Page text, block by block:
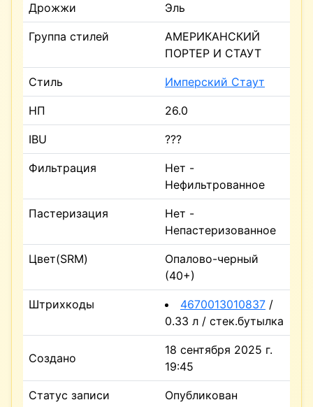
Дрожжи Эль
Группа стилей
АМЕРИКАНСКИЙ
ПОРТЕР И СТАУТ
Стиль Имперский Стаут
НП 26.0
IBU ???
Фильтрация
Нет -
Нефильтрованное
Пастеризация
Нет -
Непастеризованное
Цвет(SRM)
Опалово-черный
(40+)
Штрихкоды 4670013010837 /
0.33 л / стек.бутылка
Создано
18 сентября 2025 г.
19:45
Статус записи Опубликован